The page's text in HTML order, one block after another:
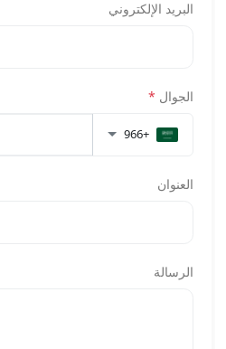
البريد الإلكتروني
الجوال *
+966
العنوان
الرسالة